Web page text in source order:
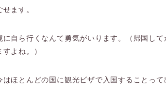
ます。
自ら行くなんて勇気がいります。（帰国して
よね。）
ほとんどの国に観光ビザで入国することって